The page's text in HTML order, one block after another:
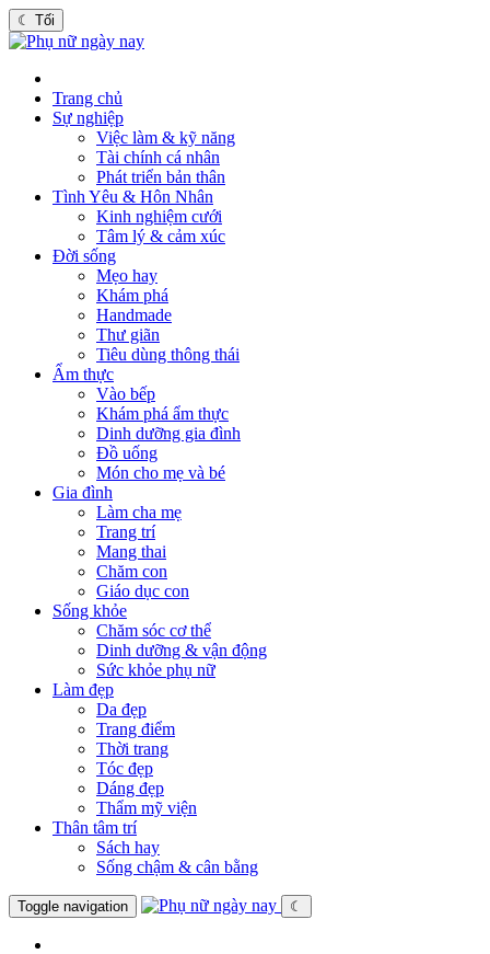
☾ Tối
Trang chủ
Sự nghiệp
Việc làm & kỹ năng
Tài chính cá nhân
Phát triển bản thân
Tình Yêu & Hôn Nhân
Kinh nghiệm cưới
Tâm lý & cảm xúc
Đời sống
Mẹo hay
Khám phá
Handmade
Thư giãn
Tiêu dùng thông thái
Ẩm thực
Vào bếp
Khám phá ẩm thực
Dinh dưỡng gia đình
Đồ uống
Món cho mẹ và bé
Gia đình
Làm cha mẹ
Trang trí
Mang thai
Chăm con
Giáo dục con
Sống khỏe
Chăm sóc cơ thể
Dinh dưỡng & vận động
Sức khỏe phụ nữ
Làm đẹp
Da đẹp
Trang điểm
Thời trang
Tóc đẹp
Dáng đẹp
Thẩm mỹ viện
Thân tâm trí
Sách hay
Sống chậm & cân bằng
Toggle navigation ☾